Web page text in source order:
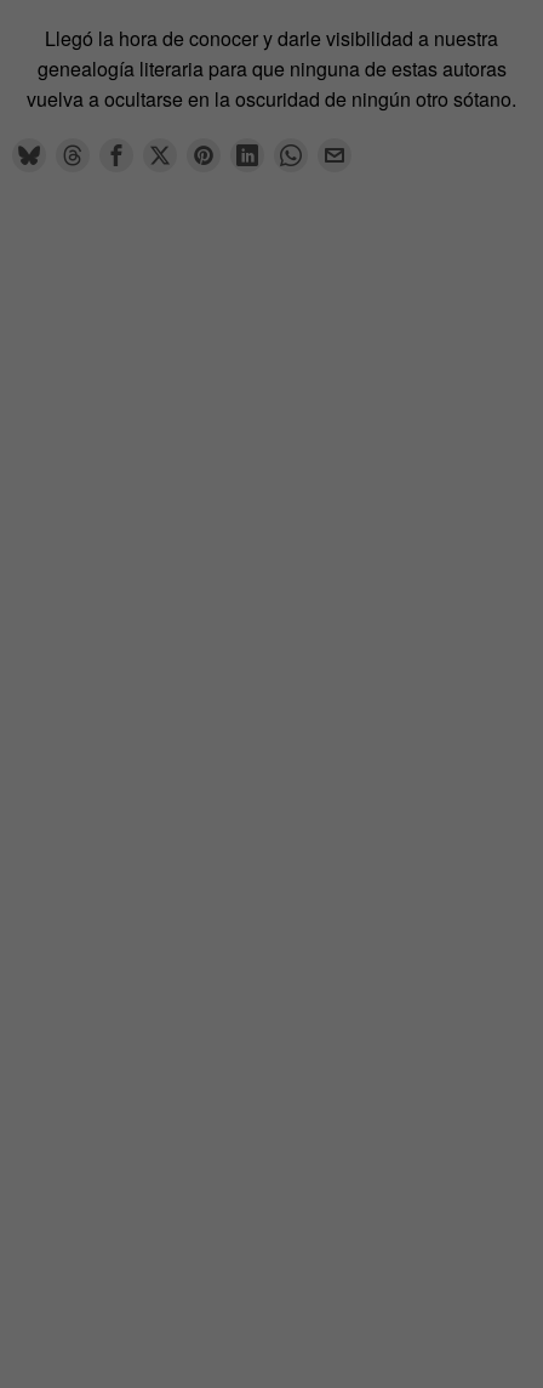
Llegó la hora de conocer y darle visibilidad a nuestra
genealogía literaria para que ninguna de estas autoras
vuelva a ocultarse en la oscuridad de ningún otro sótano.